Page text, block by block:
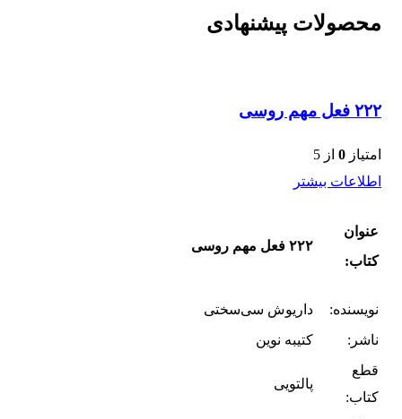
محصولات پیشنهادی
۲۲۲ فعل مهم روسی
امتیاز 0 از 5
اطلاعات بیشتر
عنوان
کتاب:
۲۲۲ فعل مهم روسی
نویسنده:
داریوش سی‌سختی
ناشر:
کتیبه نوین
قطع
کتاب:
پالتویی